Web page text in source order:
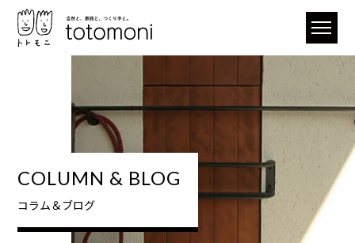
COLUMN & BLOG
コラム＆ブログ